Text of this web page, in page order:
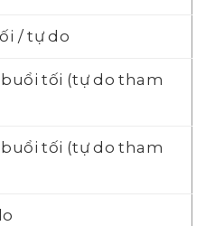
/ tự do
tối (tự do tham
tối (tự do tham